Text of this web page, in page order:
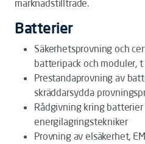
marknadstillträde.
Batterier
Säkerhetsprovning och
batteripack och moduler,
Prestandaprovning av
skräddarsydda
Rådgivning kring batterier
energilagringstekniker
Provning av elsäkerhet,